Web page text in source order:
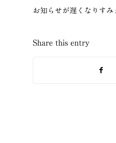
お知らせが遅くなりすみ
Share this entry